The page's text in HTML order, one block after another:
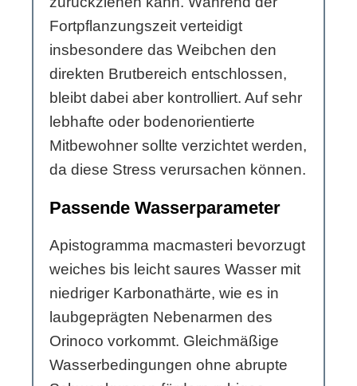
Fortpflanzungszeit verteidigt
insbesondere das Weibchen den
direkten Brutbereich entschlossen,
bleibt dabei aber kontrolliert. Auf sehr
lebhafte oder bodenorientierte
Mitbewohner sollte verzichtet werden,
da diese Stress verursachen können.
Passende Wasserparameter
Apistogramma macmasteri bevorzugt
weiches bis leicht saures Wasser mit
niedriger Karbonathärte, wie es in
laubgeprägten Nebenarmen des
Orinoco vorkommt. Gleichmäßige
Wasserbedingungen ohne abrupte